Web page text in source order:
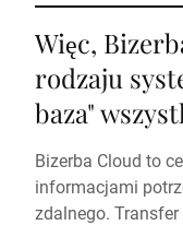
Więc,
rodzaju
baza"
Bizerba Cloud to
informacjami
zdalnego.